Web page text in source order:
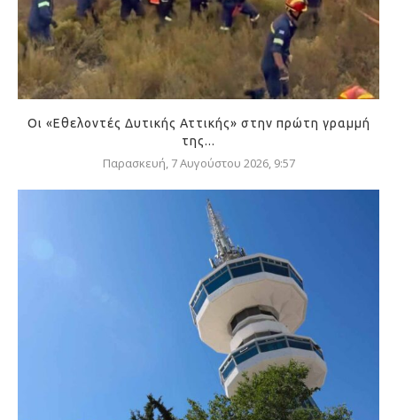
Οι «Εθελοντές Δυτικής Αττικής» στην πρώτη γραμμή
της...
Παρασκευή, 7 Αυγούστου 2026, 9:57